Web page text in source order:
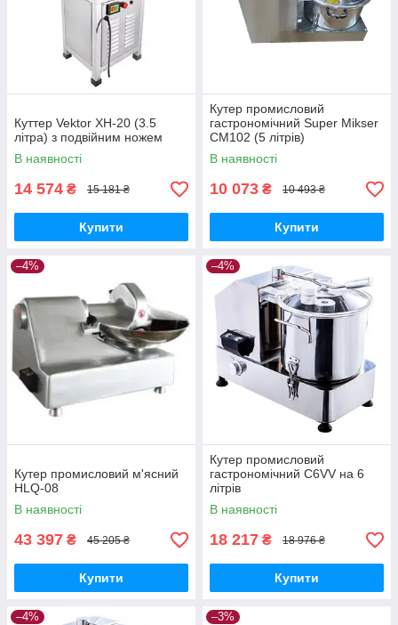
Куттер Vektor XH-20 (3.5
літра) з подвійним ножем
В наявності
14 574 ₴ 15 181 ₴
Купити
Кутер промисловий
гастрономічний Super Mikser
CM102 (5 літрів)
В наявності
10 073 ₴ 10 493 ₴
Купити
–4%
Кутер промисловий м'ясний
HLQ-08
В наявності
43 397 ₴ 45 205 ₴
Купити
–4%
Кутер промисловий
гастрономічний C6VV на 6
літрів
В наявності
18 217 ₴ 18 976 ₴
Купити
–4% –3%